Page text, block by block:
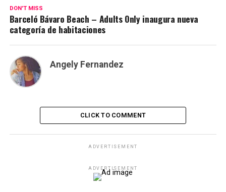
DON'T MISS
Barceló Bávaro Beach – Adults Only inaugura nueva
categoría de habitaciones
Angely Fernandez
CLICK TO COMMENT
ADVERTISEMENT
ADVERTISEMENT